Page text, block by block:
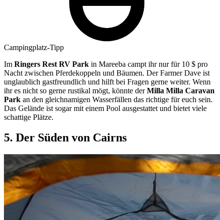
Campingplatz-Tipp
Im Ringers Rest RV Park in Mareeba campt ihr nur für 10 $ pro
Nacht zwischen Pferdekoppeln und Bäumen. Der Farmer Dave ist
unglaublich gastfreundlich und hilft bei Fragen gerne weiter. Wenn
ihr es nicht so gerne rustikal mögt, könnte derMilla Milla Caravan
Park an den gleichnamigen Wasserfällen das richtige für euch sein.
Das Gelände ist sogar mit einem Pool ausgestattet und bietet viele
schattige Plätze.
5. Der Süden von Cairns